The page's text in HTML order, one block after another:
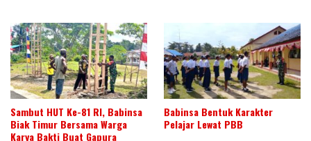
Sambut HUT Ke-81 RI, Babinsa
Biak Timur Bersama Warga
Karya Bakti Buat Gapura
Babinsa Bentuk Karakter
Pelajar Lewat PBB